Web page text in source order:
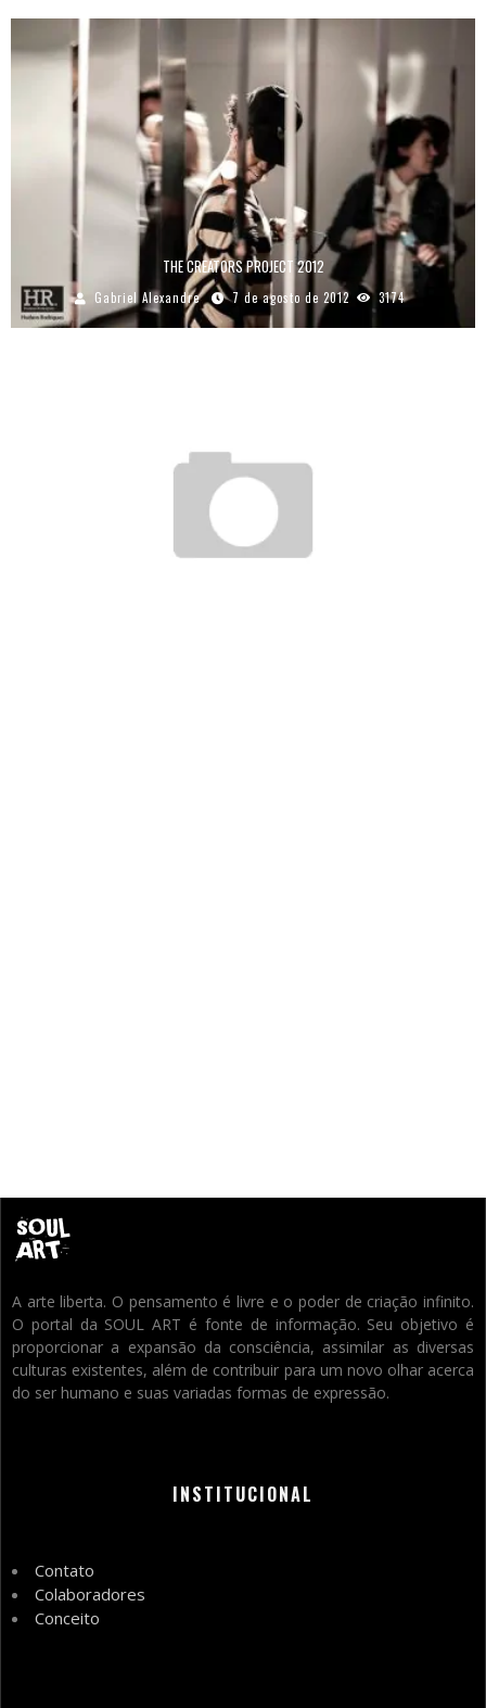
THE CREATORS PROJECT 2012
Gabriel Alexandre 7 de agosto de 2012 3174
A arte liberta. O pensamento é livre e o poder de criação infinito.
O portal da SOUL ART é fonte de informação. Seu objetivo é
proporcionar a expansão da consciência, assimilar as diversas
culturas existentes, além de contribuir para um novo olhar acerca
do ser humano e suas variadas formas de expressão.
INSTITUCIONAL
Contato
Colaboradores
Conceito